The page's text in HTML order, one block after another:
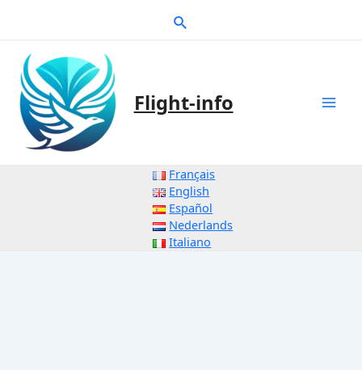
Suche
Flight-info
Français
English
Español
Nederlands
Italiano